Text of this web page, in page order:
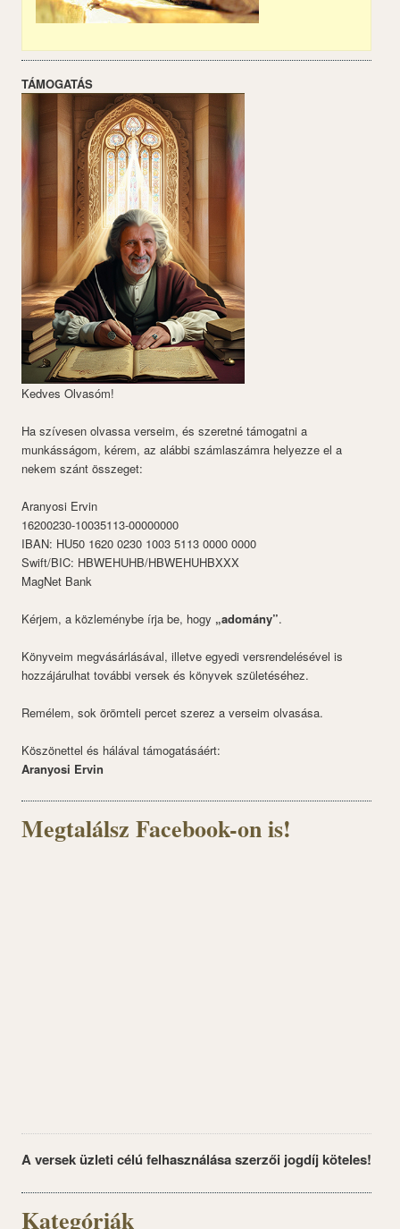
TÁMOGATÁS
Kedves Olvasóm!
Ha szívesen olvassa verseim, és szeretné támogatni a
munkásságom, kérem, az alábbi számlaszámra helyezze el a
nekem szánt összeget:
Aranyosi Ervin
16200230-10035113-00000000
IBAN: HU50 1620 0230 1003 5113 0000 0000
Swift/BIC: HBWEHUHB/HBWEHUHBXXX
MagNet Bank
Kérjem, a közleménybe írja be, hogy „adomány”.
Könyveim megvásárlásával, illetve egyedi versrendelésével is
hozzájárulhat további versek és könyvek születéséhez.
Remélem, sok örömteli percet szerez a verseim olvasása.
Köszönettel és hálával támogatásáért:
Aranyosi Ervin
Megtalálsz Facebook-on is!
A versek üzleti célú felhasználása szerzői jogdíj köteles!
Kategóriák